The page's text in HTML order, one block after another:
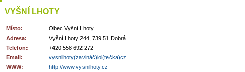
VYŠNÍ LHOTY
Místo:
Obec Vyšní Lhoty
Adresa:
Vyšní Lhoty 244, 739 51 Dobrá
Telefon:
+420 558 692 272
Email:
vysnilhoty(zavináč)iol(tečka)cz
WWW:
http://www.vysnilhoty.cz